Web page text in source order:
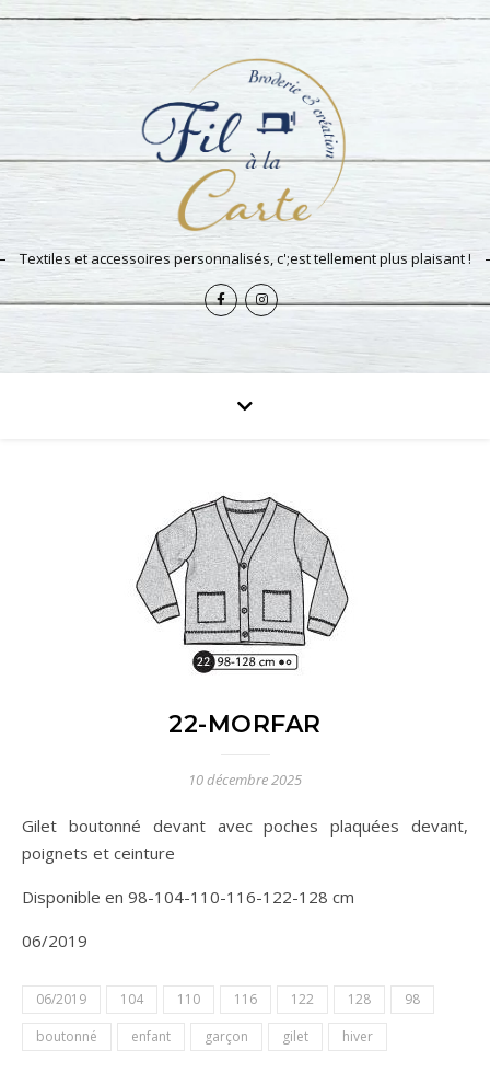
Textiles et accessoires personnalisés, c';est tellement plus plaisant !
22-MORFAR
10 décembre 2025
Gilet boutonné devant avec poches plaquées devant,
poignets et ceinture
Disponible en 98-104-110-116-122-128 cm
06/2019
06/2019 104 110 116 122 128
98
boutonné
enfant garçon gilet hiver